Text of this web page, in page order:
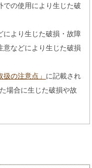
での使用により生じた破
により生じた破損・故障
意などにより生じた破損
の注意点」 に記載され
場合に生じた破損や故